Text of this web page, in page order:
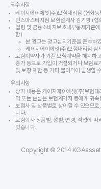
필수사항
케이지에이에셋(주)보험대리점 (협
인스마스터지점 보험설계사 김기영
법령 및 금융소비자보호내부통제기준
함)
본 광고는 광고심의기준을 준수하
케이지에이에셋(주)보험대리
보험계약자가 기존 보험계약을 해지하
증가 등으로 가입이 거절되거나 보험료
및 보장 제한 등 기타 불이익이 발생할
유의사항
상기 내용은 케이지에이에셋(주)보험
익 또는 손실은 보험계약자 등에게 귀속
보험사 및 상품별로 상이할 수 있으므
니다.
보험회사 상품별, 성별, 연령, 직업에
있습니다.
Copyright © 2014